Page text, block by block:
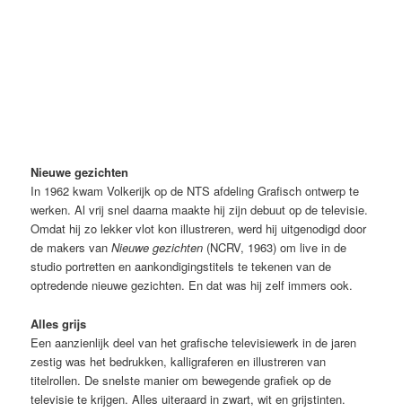
Nieuwe gezichten
In 1962 kwam Volkerijk op de NTS afdeling Grafisch ontwerp te
werken. Al vrij snel daarna maakte hij zijn debuut op de televisie.
Omdat hij zo lekker vlot kon illustreren, werd hij uitgenodigd door
de makers vanNieuwe gezichten (NCRV, 1963) om live in de
studio portretten en aankondigingstitels te tekenen van de
optredende nieuwe gezichten. En dat was hij zelf immers ook.
Alles grijs
Een aanzienlijk deel van het grafische televisiewerk in de jaren
zestig was het bedrukken, kalligraferen en illustreren van
titelrollen. De snelste manier om bewegende grafiek op de
televisie te krijgen. Alles uiteraard in zwart, wit en grijstinten.